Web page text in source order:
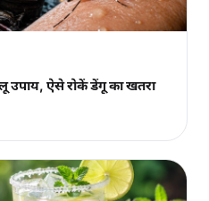
ऐसे रोकें डेंगू का खतरा